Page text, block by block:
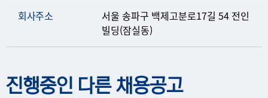
회사주소
서울 송파구 백제고분로17길 54 전인
빌딩(잠실동)
진행중인 다른 채용공고